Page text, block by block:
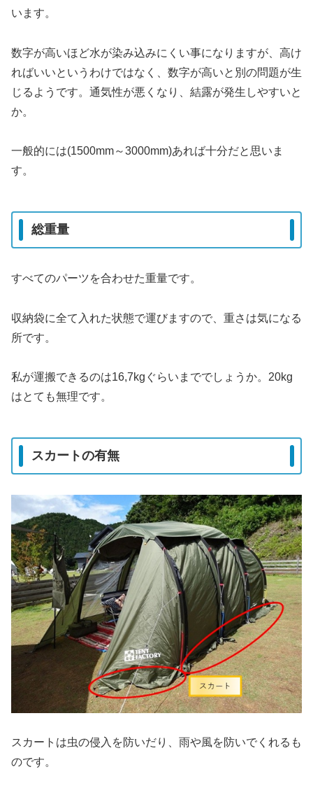
います。
数字が高いほど水が染み込みにくい事になりますが、高け
ればいいというわけではなく、数字が高いと別の問題が生
じるようです。通気性が悪くなり、結露が発生しやすいと
か。
一般的には(1500mm～3000mm)あれば十分だと思いま
す。
総重量
すべてのパーツを合わせた重量です。
収納袋に全て入れた状態で運びますので、重さは気になる
所です。
私が運搬できるのは16,7kgぐらいまででしょうか。20kg
はとても無理です。
スカートの有無
スカートは虫の侵入を防いだり、雨や風を防いでくれるも
のです。